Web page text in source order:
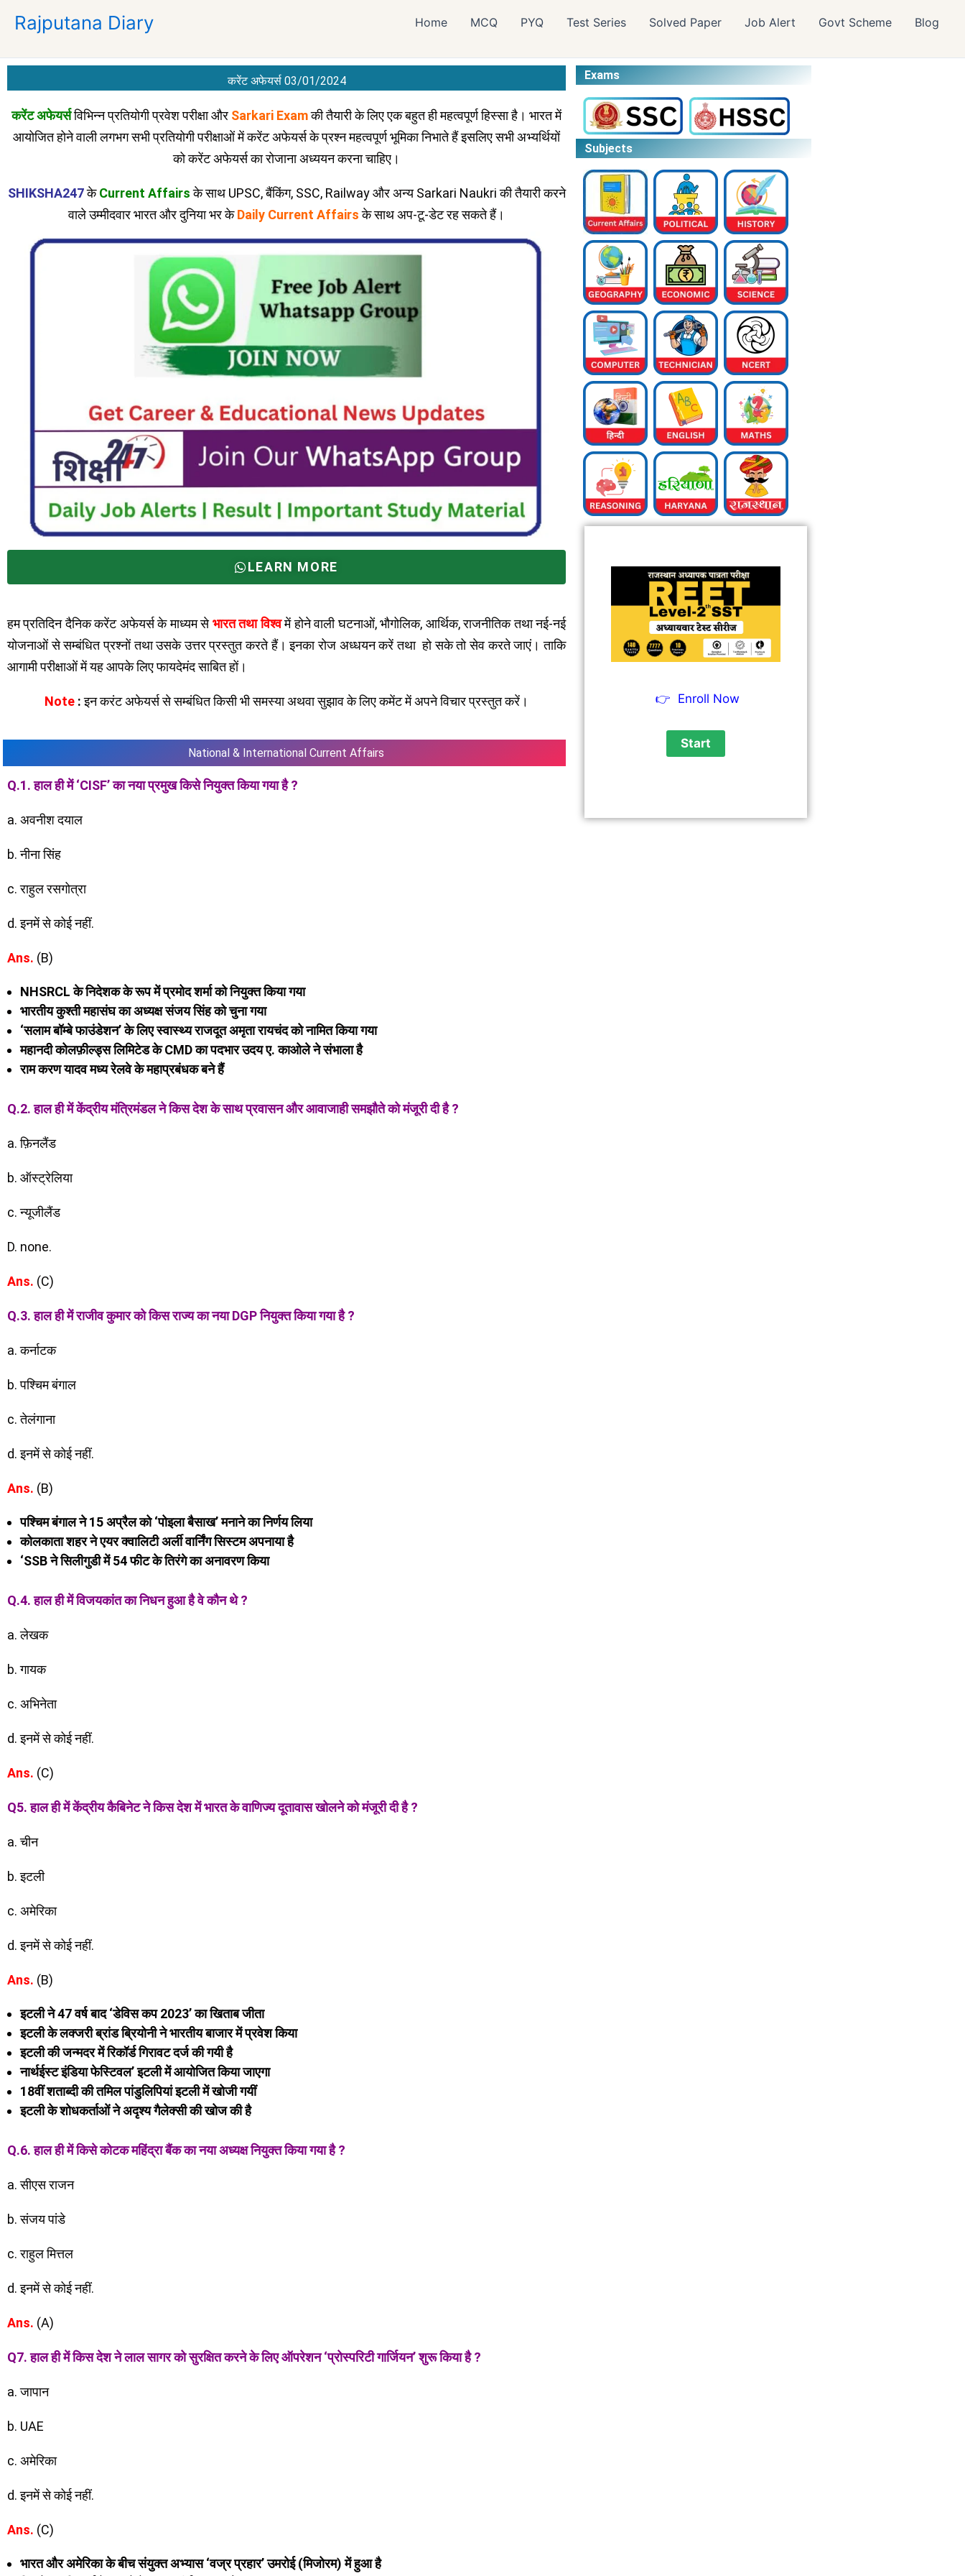
Rajputana Diary Home MCQ PYQ Test Series Solved Paper Job Alert Govt Scheme Blog
करेंट अफेयर्स 03/01/2024
करेंट अफेयर्सविभिन्न प्रतियोगी प्रवेश परीक्षा और Sarkari Examकी तैयारी के लिए एक बहुत ही महत्वपूर्ण हिस्सा है। भारत में
आयोजित होने वाली लगभग सभी प्रतियोगी परीक्षाओं में करेंट अफेयर्स के प्रश्न महत्वपूर्ण भूमिका निभाते हैं इसलिए सभी अभ्यर्थियों
को करेंट अफेयर्स का रोजाना अध्ययन करना चाहिए।
SHIKSHA247केCurrent Affairsके साथ UPSC, बैंकिंग, SSC, Railway और अन्य Sarkari Naukri की तैयारी करने
वाले उम्मीदवार भारत और दुनिया भर केDaily Current Affairsके साथ अप-टू-डेट रह सकते हैं।
LEARN MORE
हम प्रतिदिन दैनिक करेंट अफेयर्स के माध्यम सेभारत तथा विश्वमें होने वाली घटनाओं, भौगोलिक, आर्थिक, राजनीतिक तथा नई-नई
योजनाओं से सम्बंधित प्रश्नों तथा उसके उत्तर प्रस्तुत करते हैं। इनका रोज अध्धयन करें तथा हो सके तो सेव करते जाएं। ताकि
आगामी परीक्षाओं में यह आपके लिए फायदेमंद साबित हों।
Note :इन करंट अफेयर्स से सम्बंधित किसी भी समस्या अथवा सुझाव के लिए कमेंट में अपने विचार प्रस्तुत करें।
National & International Current Affairs
Q.1. हाल ही में ‘CISF’ का नया प्रमुख किसे नियुक्त किया गया है ?
a. अवनीश दयाल
b. नीना सिंह
c. राहुल रसगोत्रा
d. इनमें से कोई नहीं.
Ans. (B)
NHSRCL के निदेशक के रूप में प्रमोद शर्मा को नियुक्त किया गया
भारतीय कुश्ती महासंघ का अध्यक्ष संजय सिंह को चुना गया
‘सलाम बॉम्बे फाउंडेशन’ के लिए स्वास्थ्य राजदूत अमृता रायचंद को नामित किया गया
महानदी कोलफ़ील्ड्स लिमिटेड के CMD का पदभार उदय ए. काओले ने संभाला है
राम करण यादव मध्य रेलवे के महाप्रबंधक बने हैं
Q.2. हाल ही में केंद्रीय मंत्रिमंडल ने किस देश के साथ प्रवासन और आवाजाही समझौते को मंजूरी दी है ?
a. फ़िनलैंड
b. ऑस्ट्रेलिया
c. न्यूजीलैंड
D. none.
Ans. (C)
Q.3. हाल ही में राजीव कुमार को किस राज्य का नया DGP नियुक्त किया गया है ?
a. कर्नाटक
b. पश्चिम बंगाल
c. तेलंगाना
d. इनमें से कोई नहीं.
Ans. (B)
पश्चिम बंगाल ने 15 अप्रैल को ‘पोइला बैसाख’ मनाने का निर्णय लिया
कोलकाता शहर ने एयर क्वालिटी अर्ली वार्निंग सिस्टम अपनाया है
‘SSB ने सिलीगुडी में 54 फीट के तिरंगे का अनावरण किया
Q.4. हाल ही में विजयकांत का निधन हुआ है वे कौन थे ?
a. लेखक
b. गायक
c. अभिनेता
d. इनमें से कोई नहीं.
Ans. (C)
Q5. हाल ही में केंद्रीय कैबिनेट ने किस देश में भारत के वाणिज्य दूतावास खोलने को मंजूरी दी है ?
a. चीन
b. इटली
c. अमेरिका
d. इनमें से कोई नहीं.
Ans. (B)
इटली ने 47 वर्ष बाद ‘डेविस कप 2023’ का खिताब जीता
इटली के लक्जरी ब्रांड ब्रियोनी ने भारतीय बाजार में प्रवेश किया
इटली की जन्मदर में रिकॉर्ड गिरावट दर्ज की गयी है
नार्थईस्ट इंडिया फेस्टिवल’ इटली में आयोजित किया जाएगा
18वीं शताब्दी की तमिल पांडुलिपियां इटली में खोजी गयीं
इटली के शोधकर्ताओं ने अदृश्य गैलेक्सी की खोज की है
Q.6. हाल ही में किसे कोटक महिंद्रा बैंक का नया अध्यक्ष नियुक्त किया गया है ?
a. सीएस राजन
b. संजय पांडे
c. राहुल मित्तल
d. इनमें से कोई नहीं.
Ans. (A)
Q7. हाल ही में किस देश ने लाल सागर को सुरक्षित करने के लिए ऑपरेशन ‘प्रोस्परिटी गार्जियन’ शुरू किया है ?
a. जापान
b. UAE
c. अमेरिका
d. इनमें से कोई नहीं.
Ans. (C)
भारत और अमेरिका के बीच संयुक्त अभ्यास ‘वज्र प्रहार’ उमरोई (मिजोरम) में हुआ है
Exams
Subjects
👉 Enroll Now